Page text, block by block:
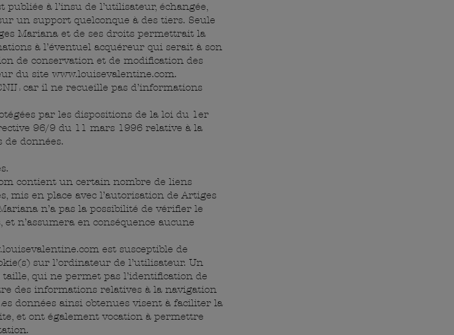
publiée à l’insu de l’utilisateur, échangée,
un support quelconque à des tiers. Seule
Mariana et de ses droits permettrait la
à l’éventuel acquéreur qui serait à son
de conservation et de modification des
du site www.louisevalentine.com.
car il ne recueille pas d’informations
par les dispositions de la loi du 1er
96/9 du 11 mars 1996 relative à la
de données.
contient un certain nombre de liens
mis en place avec l’autorisation de Artiges
n’a pas la possibilité de vérifier le
n’assumera en conséquence aucune
est susceptible de
sur l’ordinateur de l’utilisateur. Un
qui ne permet pas l’identification de
des informations relatives à la navigation
données ainsi obtenues visent à faciliter la
et ont également vocation à permettre